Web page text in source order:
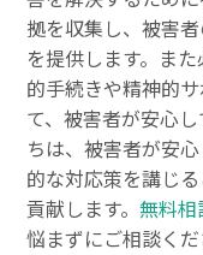
拠を収集し、被害
を提供します。ま
的手続きや精神的
て、被害者が安心
ちは、被害者が安
的な対応策を講じ
貢献します。無料相
悩まずにご相談くだ